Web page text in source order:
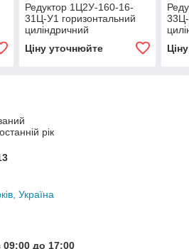
Редуктор 1Ц2У-160-16-
31Ц-У1 горизонтальний
циліндричний
Ціну уточнюйте
рік
Україна
09:00 до 17:00